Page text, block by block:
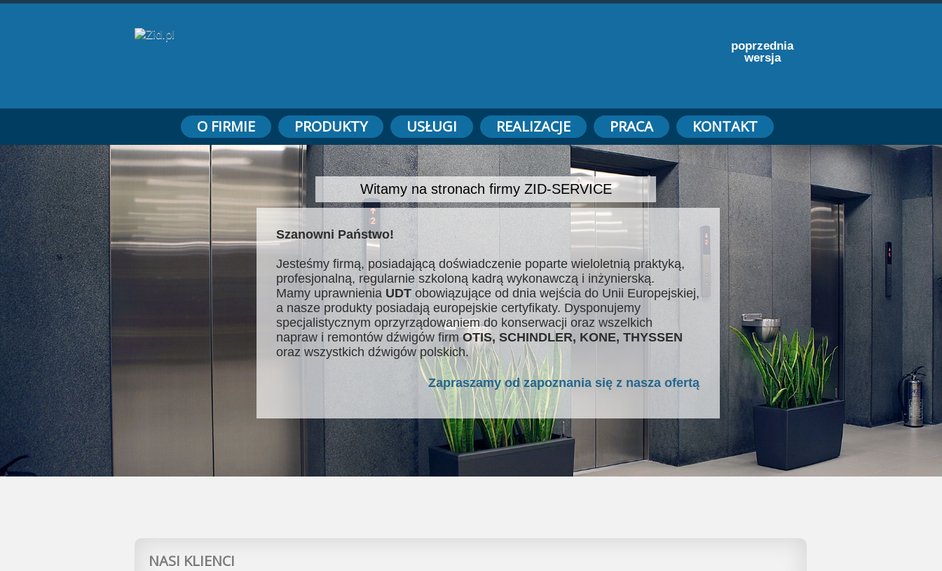
poprzednia
wersja
O FIRMIE PRODUKTY USŁUGI REALIZACJE PRACA KONTAKT
Witamy na stronach firmy ZID-SERVICE
Szanowni Państwo!
Jesteśmy firmą, posiadającą doświadczenie poparte wieloletnią praktyką,
profesjonalną, regularnie szkoloną kadrą wykonawczą i inżynierską.
Mamy uprawnienia UDT obowiązujące od dnia wejścia do Unii Europejskiej,
a nasze produkty posiadają europejskie certyfikaty. Dysponujemy
specjalistycznym oprzyrządowaniem do konserwacji oraz wszelkich
napraw i remontów dźwigów firmOTIS, SCHINDLER, KONE, THYSSEN
oraz wszystkich dźwigów polskich.
Zapraszamy od zapoznania się z nasza ofertą
NASI KLIENCI